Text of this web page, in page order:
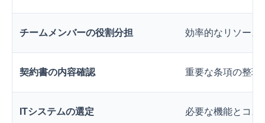
チームメンバーの役割分担 効率的なリソース
契約書の内容確認 重要な条項の整理
ITシステムの選定 必要な機能とコス